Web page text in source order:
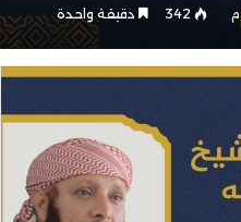
342 دقيقة واحدة